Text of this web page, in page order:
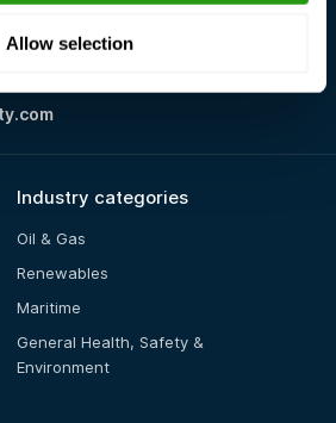
Allow selection
Industry categories
Oil & Gas
Renewables
Maritime
General Health, Safety &
Environment